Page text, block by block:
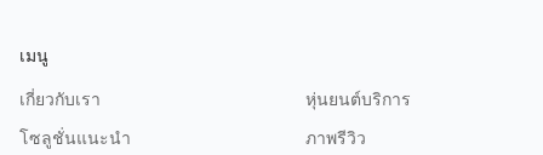
เมนู
เกี่ยวกับเรา
หุ่นยนต์บริการ
โซลูชั่นแนะนำ
ภาพรีวิว